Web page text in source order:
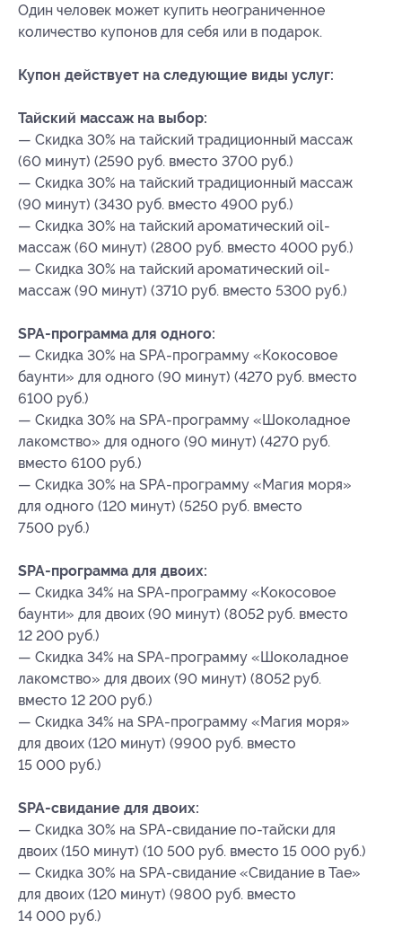
Один человек может купить неограниченное
количество купонов для себя или в подарок.
Купон действует на следующие виды услуг:
Тайский массаж на выбор:
— Скидка 30% на тайский традиционный массаж
(60 минут) (2590 руб. вместо 3700 руб.)
— Скидка 30% на тайский традиционный массаж
(90 минут) (3430 руб. вместо 4900 руб.)
— Скидка 30% на тайский ароматический oil-
массаж (60 минут) (2800 руб. вместо 4000 руб.)
— Скидка 30% на тайский ароматический oil-
массаж (90 минут) (3710 руб. вместо 5300 руб.)
SPA-программа для одного:
— Скидка 30% на SPA-программу «Кокосовое
баунти» для одного (90 минут) (4270 руб. вместо
6100 руб.)
— Скидка 30% на SPA-программу «Шоколадное
лакомство» для одного (90 минут) (4270 руб.
вместо 6100 руб.)
— Скидка 30% на SPA-программу «Магия моря»
для одного (120 минут) (5250 руб. вместо
7500 руб.)
SPA-программа для двоих:
— Скидка 34% на SPA-программу «Кокосовое
баунти» для двоих (90 минут) (8052 руб. вместо
12 200 руб.)
— Скидка 34% на SPA-программу «Шоколадное
лакомство» для двоих (90 минут) (8052 руб.
вместо 12 200 руб.)
— Скидка 34% на SPA-программу «Магия моря»
для двоих (120 минут) (9900 руб. вместо
15 000 руб.)
SPA-свидание для двоих:
— Скидка 30% на SPA-свидание по-тайски для
двоих (150 минут) (10 500 руб. вместо 15 000 руб.)
— Скидка 30% на SPA-свидание «Свидание в Тае»
для двоих (120 минут) (9800 руб. вместо
14 000 руб.)